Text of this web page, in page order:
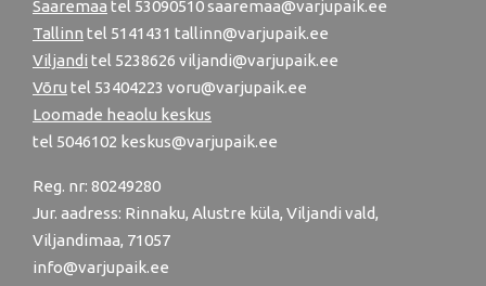
Saaremaa tel 53090510 saaremaa@varjupaik.ee
Tallinn tel 5141431 tallinn@varjupaik.ee
Viljandi tel 5238626 viljandi@varjupaik.ee
Võru tel 53404223 voru@varjupaik.ee
Loomade heaolu keskus
tel 5046102 keskus@varjupaik.ee
Reg. nr: 80249280
Jur. aadress: Rinnaku, Alustre küla, Viljandi vald,
Viljandimaa, 71057
info@varjupaik.ee